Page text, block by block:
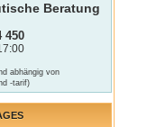
Beratung
450
abhängig von
-tarif)